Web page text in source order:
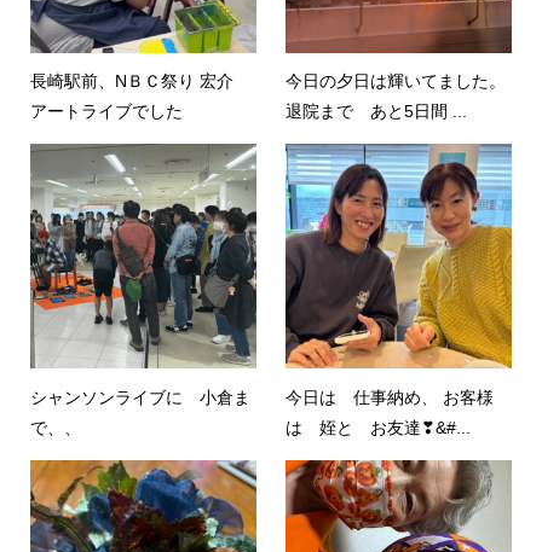
長崎駅前、NＢＣ祭り 宏介
アートライブでした
今日の夕日は輝いてました。
退院まで あと5日間 ...
シャンソンライブに 小倉ま
で、、
今日は 仕事納め、 お客様
は 姪と お友達❣&#...